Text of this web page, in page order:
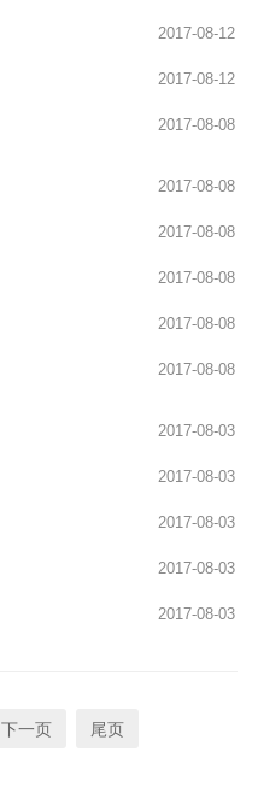
2017-08-12
2017-08-12
2017-08-08
2017-08-08
2017-08-08
2017-08-08
2017-08-08
2017-08-08
2017-08-03
2017-08-03
2017-08-03
2017-08-03
2017-08-03
下一页 尾页